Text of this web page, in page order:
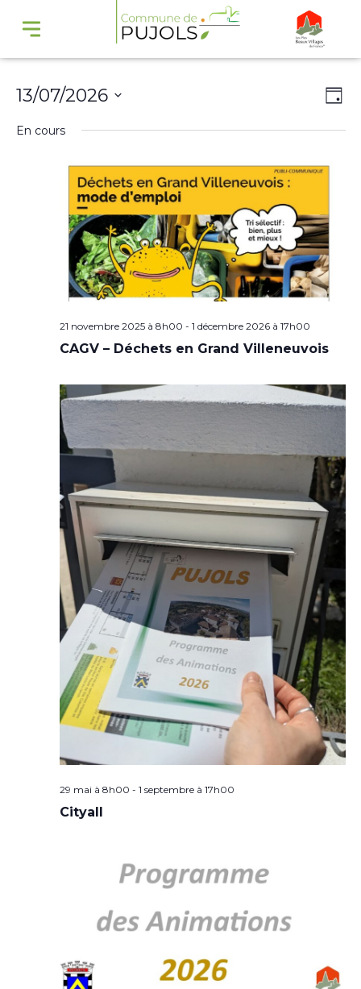
Jour
13/07/2026
En cours
21 novembre 2025 à 8h00 - 1 décembre 2026 à 17h00
CAGV – Déchets en Grand Villeneuvois
29 mai à 8h00 - 1 septembre à 17h00
Cityall